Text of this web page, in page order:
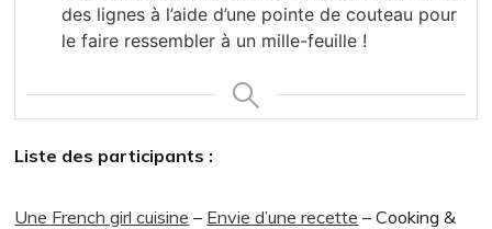
des lignes à l’aide d’une pointe de couteau pour
le faire ressembler à un mille-feuille !
Liste des participants :
Une French girl cuisine – Envie d’une recette – Cooking &